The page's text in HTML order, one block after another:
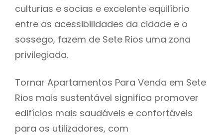
culturias e socias e excelente equilíbrio
entre as acessibilidades da cidade e o
sossego, fazem de Sete Rios uma zona
privilegiada.
Tornar Apartamentos Para Venda em Sete
Rios mais sustentável significa promover
edifícios mais saudáveis e confortáveis
para os utilizadores, com